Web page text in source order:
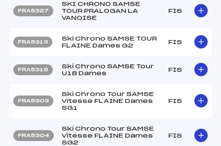
FRA5327
SKI CHRONO SAMSE
TOUR PRALOGAN LA
VANOISE
FIS
FRA5313
Ski Chrono SAMSE TOUR
FLAINE Dames G2
FIS
FRA5319
Ski Chrono SAMSE Tour
U18 Dames
FIS
FRA5303
Ski Chrono Tour SAMSE
Vitesse FLAINE Dames
SG1
FIS
FRA5304
Ski Chrono Tour SAMSE
Vitesse FLAINE Dames
SG2
FIS